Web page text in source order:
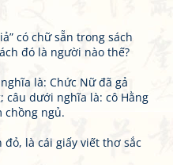
có chữ sẵn trong sách
đó là người nào thế?
là: Chức Nữ đã gả
câu dưới nghĩa là: cô Hằng
chồng ngủ.
đỏ, là cái giấy viết thơ sắc